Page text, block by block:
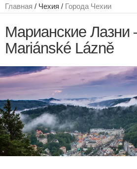
Главная / Чехия / Города Чехии
Марианские
Mariánské Lázně